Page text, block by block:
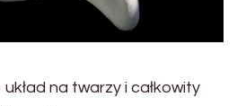
na twarzy i całkowity